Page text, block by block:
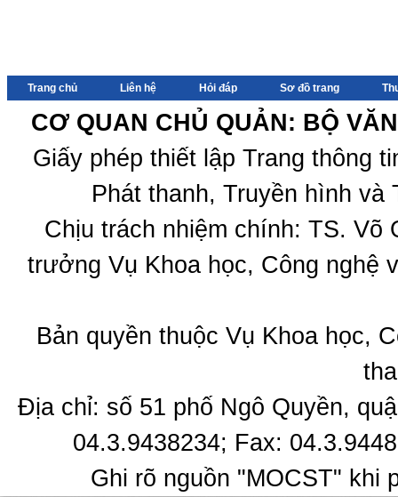
Trang chủ Liên hệ Hỏi đáp Sơ đồ trang
CƠ QUAN CHỦ QUẢN: BỘ
Giấy phép thiết lập Trang thông
Phát thanh, Truyền hình
Chịu trách nhiệm chính: TS.
trưởng Vụ Khoa học, Công nghệ
Bản quyền thuộc Vụ Khoa học,
Địa chỉ: số 51 phố Ngô Quyền,
04.3.9438234; Fax:
Ghi rõ nguồn "MOCST" khi